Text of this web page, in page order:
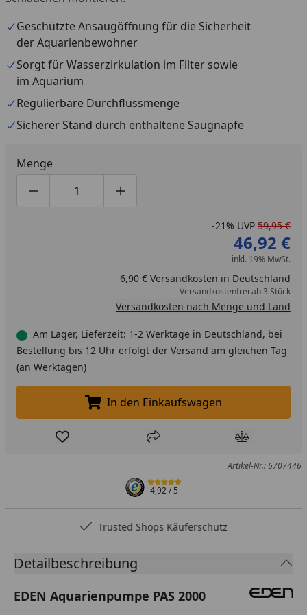
Geschützte Ansaugöffnung für die Sicherheit
der Aquarienbewohner
Sorgt für Wasserzirkulation im Filter sowie
im Aquarium
Regulierbare Durchflussmenge
Sicherer Stand durch enthaltene Saugnäpfe
Menge
Produktmenge um eins verringern
Produktmenge manuell eingeben
Produktmenge um eins erhöhen
-21% UVP 59,95 €
46,92 €
inkl. 19% MwSt.
6,90 € Versandkosten in Deutschland
Versandkostenfrei ab 3 Stück
Versandkosten nach Menge und Land
Am Lager, Lieferzeit: 1-2 Werktage in Deutschland, bei
Bestellung bis 12 Uhr erfolgt der Versand am gleichen Tag
(an Werktagen)
In den Einkaufswagen legen
In den Einkaufswagen
Produkt zur Wunschliste hinzufügen
Teilen Produkt
Artikel-Nr.: 6707446
4,92/ 5
Trusted Shops Käuferschutz
Detailbeschreibung
EDEN Aquarienpumpe PAS 2000